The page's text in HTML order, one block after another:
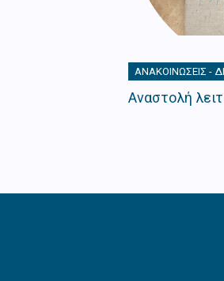
ΑΝΑΚΟΙΝΏΣΕΙΣ -
Αναστολή